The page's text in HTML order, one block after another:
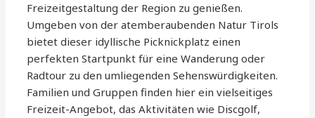
Freizeitgestaltung der Region zu genießen.
Umgeben von der atemberaubenden Natur Tirols
bietet dieser idyllische Picknickplatz einen
perfekten Startpunkt für eine Wanderung oder
Radtour zu den umliegenden Sehenswürdigkeiten.
Familien und Gruppen finden hier ein vielseitiges
Freizeit-Angebot, das Aktivitäten wie Discgolf,